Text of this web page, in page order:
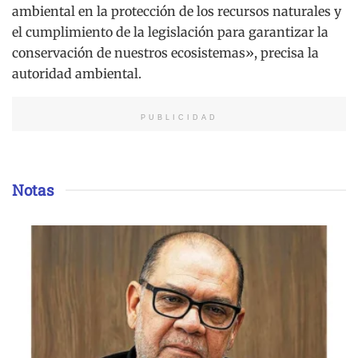
ambiental en la protección de los recursos naturales y
el cumplimiento de la legislación para garantizar la
conservación de nuestros ecosistemas», precisa la
autoridad ambiental.
PUBLICIDAD
Notas